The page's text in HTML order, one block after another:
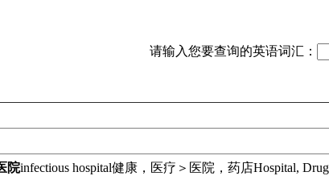
请输入您要查询的英语词汇：
院infectious hospital健康，医疗＞医院，药店Hospital,